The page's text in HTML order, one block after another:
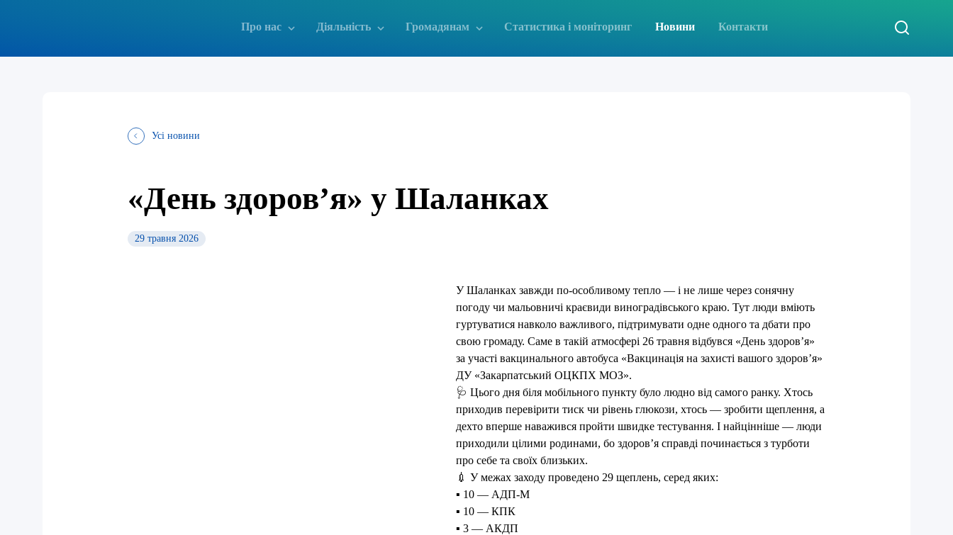
Про нас Діяльність Громадянам Статистика і моніторинг Новини Контакти
Усі новини
«День здоров’я» у Шаланках
29 травня 2026
У Шаланках завжди по-особливому тепло — і не лише через сонячну
погоду чи мальовничі краєвиди виноградівського краю. Тут люди вміють
гуртуватися навколо важливого, підтримувати одне одного та дбати про
свою громаду. Саме в такій атмосфері 26 травня відбувся «День здоров’я»
за участі вакцинального автобуса «Вакцинація на захисті вашого здоров’я»
ДУ «Закарпатський ОЦКПХ МОЗ».
🩺 Цього дня біля мобільного пункту було людно від самого ранку. Хтось
приходив перевірити тиск чи рівень глюкози, хтось — зробити щеплення, а
дехто вперше наважився пройти швидке тестування. І найцінніше — люди
приходили цілими родинами, бо здоров’я справді починається з турботи
про себе та своїх близьких.
💉 У межах заходу проведено 29 щеплень, серед яких:
▪️ 10 — АДП-М
▪️ 10 — КПК
▪️ 3 — АКДП